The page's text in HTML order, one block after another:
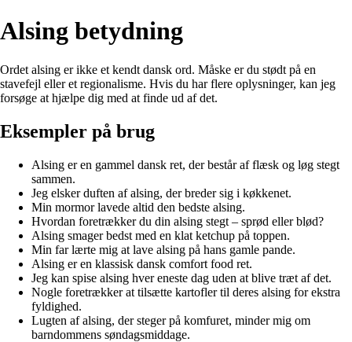
Alsing betydning
Ordet alsing er ikke et kendt dansk ord. Måske er du stødt på en
stavefejl eller et regionalisme. Hvis du har flere oplysninger, kan jeg
forsøge at hjælpe dig med at finde ud af det.
Eksempler på brug
Alsing er en gammel dansk ret, der består af flæsk og løg stegt
sammen.
Jeg elsker duften af alsing, der breder sig i køkkenet.
Min mormor lavede altid den bedste alsing.
Hvordan foretrækker du din alsing stegt – sprød eller blød?
Alsing smager bedst med en klat ketchup på toppen.
Min far lærte mig at lave alsing på hans gamle pande.
Alsing er en klassisk dansk comfort food ret.
Jeg kan spise alsing hver eneste dag uden at blive træt af det.
Nogle foretrækker at tilsætte kartofler til deres alsing for ekstra
fyldighed.
Lugten af alsing, der steger på komfuret, minder mig om
barndommens søndagsmiddage.